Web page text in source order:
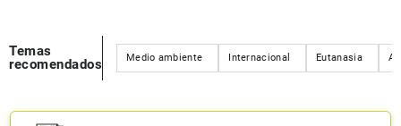
Temas
recomendados
Medio ambiente Internacional Eutanasia